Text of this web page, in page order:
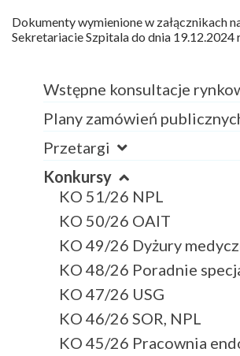
Wstępne konsultacje
Plany zamówień
Przetargi
Konkursy
KO 51/26 NPL
KO 50/26 OAIT
KO 49/26 Dyżury
KO 48/26 Poradnie
KO 47/26 USG
KO 46/26 SOR, NPL
KO 45/26 Pracownia
Dokumenty wymienione w załącznikach
Sekretariacie Szpitala do dnia 19.12.2024